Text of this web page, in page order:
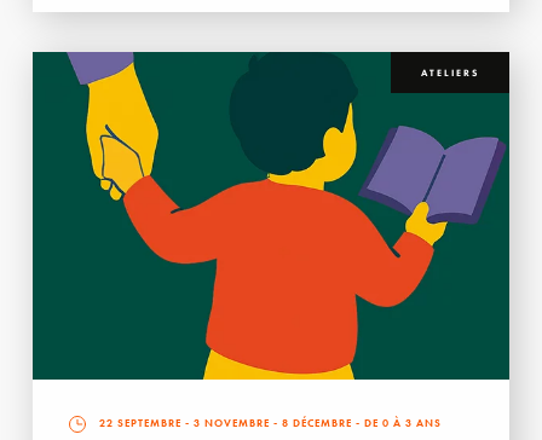
ATELIERS
22 SEPTEMBRE - 3 NOVEMBRE - 8 DÉCEMBRE - DE 0 À 3 ANS